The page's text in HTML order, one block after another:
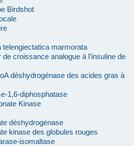
Birdshot
marmorata
de croissance analogue à l'insuline de
déshydrogénase des acides gras à
1,6-diphosphatase
Kinase
déshydrogénase
kinase des globules rouges
isomaltase